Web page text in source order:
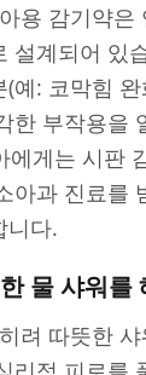
용 감기약은
설계되어 있
예: 코막힘
한 부작용을
에게는 시판
아과 진료를
니다.
물 샤워를
려 따뜻한